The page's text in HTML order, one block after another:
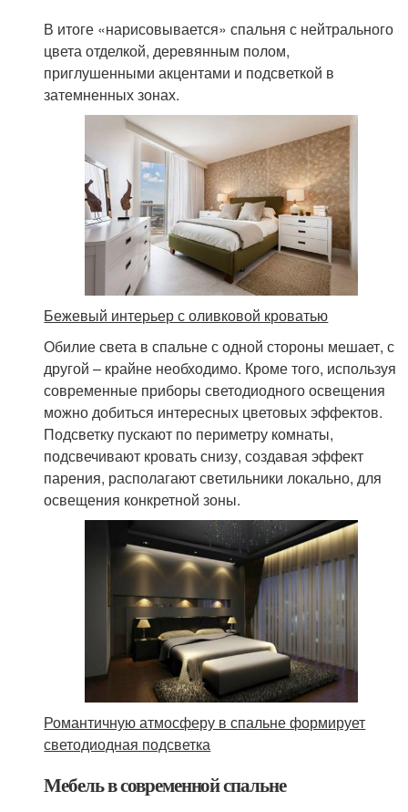
В итоге «нарисовывается» спальня с нейтрального
цвета отделкой, деревянным полом,
приглушенными акцентами и подсветкой в
затемненных зонах.
Бежевый интерьер с оливковой кроватью
Обилие света в спальне с одной стороны мешает, с
другой – крайне необходимо. Кроме того, используя
современные приборы светодиодного освещения
можно добиться интересных цветовых эффектов.
Подсветку пускают по периметру комнаты,
подсвечивают кровать снизу, создавая эффект
парения, располагают светильники локально, для
освещения конкретной зоны.
Романтичную атмосферу в спальне формирует
светодиодная подсветка
Мебель в современной спальне